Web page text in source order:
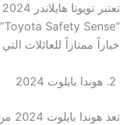
خياراً ممتازاً للعائلات